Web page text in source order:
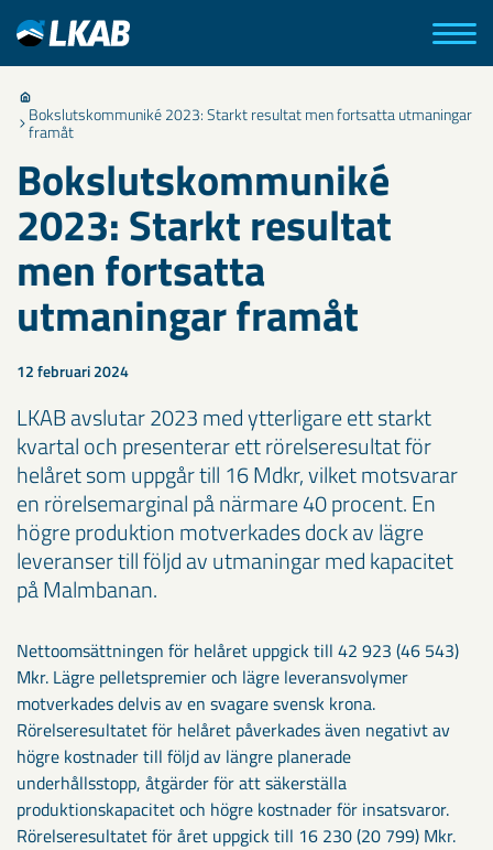
Bokslutskommuniké 2023: Starkt resultat men fortsatta utmaningar
framåt
Bokslutskommuniké
2023: Starkt resultat
men fortsatta
utmaningar framåt
12 februari 2024
LKAB avslutar 2023 med ytterligare ett starkt
kvartal och presenterar ett rörelseresultat för
helåret som uppgår till 16 Mdkr, vilket motsvarar
en rörelsemarginal på närmare 40 procent. En
högre produktion motverkades dock av lägre
leveranser till följd av utmaningar med kapacitet
på Malmbanan.
Nettoomsättningen för helåret uppgick till 42 923 (46 543)
Mkr. Lägre pelletspremier och lägre leveransvolymer
motverkades delvis av en svagare svensk krona.
Rörelseresultatet för helåret påverkades även negativt av
högre kostnader till följd av längre planerade
underhållsstopp, åtgärder för att säkerställa
produktionskapacitet och högre kostnader för insatsvaror.
Rörelseresultatet för året uppgick till 16 230 (20 799) Mkr.